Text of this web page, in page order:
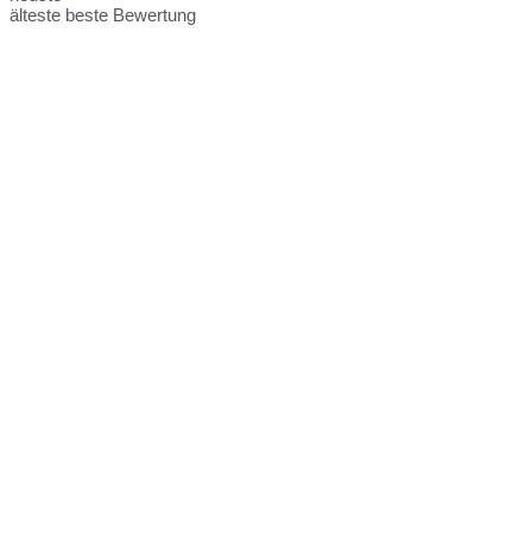
älteste beste Bewertung